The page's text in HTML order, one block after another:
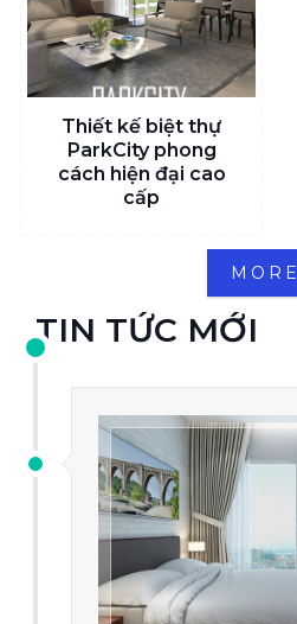
Thiết kế biệt thự
ParkCity phong
cách hiện đại cao
cấp
MORE
TIN TỨC MỚI